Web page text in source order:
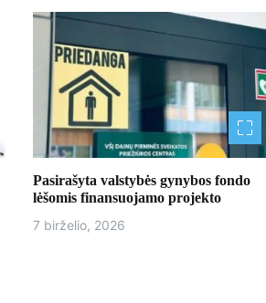
Pasirašyta valstybės gynybos fondo
lėšomis finansuojamo projekto
7 birželio, 2026